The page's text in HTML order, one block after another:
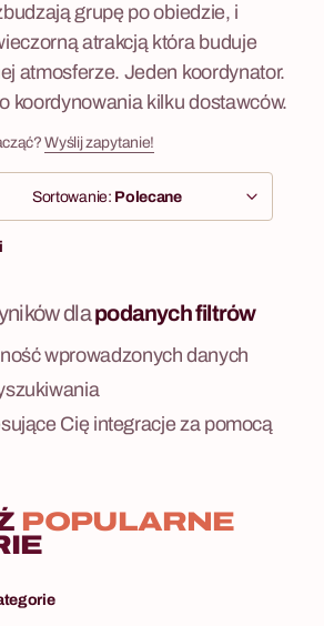
grupę po obiedzie, i
atrakcją która buduje
atmosferze. Jeden koordynator.
koordynowania kilku dostawców.
Wyślij zapytanie!
Sortowanie: Polecane
dlapodanych filtrów
wprowadzonych danych
Cię integracje za pomocą
POPULARNE